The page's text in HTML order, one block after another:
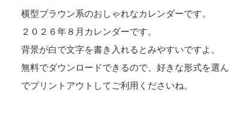
横型ブラウン系のおしゃれなカレンダーです。
２０２６年８月カレンダーです。
背景が白で文字を書き入れるとみやすいですよ。
無料でダウンロードできるので、好きな形式を選ん
でプリントアウトしてご利用くださいね。